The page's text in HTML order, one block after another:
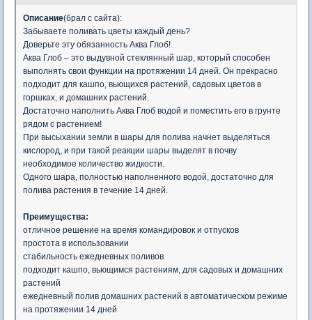
Описание(брал с сайта):
Забываете поливать цветы каждый день?
Доверьте эту обязанность Аква Глоб!
Аква Глоб – это выдувной стеклянный шар, который способен
выполнять свои функции на протяжении 14 дней. Он прекрасно
подходит для кашпо, вьющихся растений, садовых цветов в
горшках, и домашних растений.
Достаточно наполнить Аква Глоб водой и поместить его в грунте
рядом с растением!
При высыхании земли в шары для полива начнет выделяться
кислород, и при такой реакции шары выделят в почву
необходимое количество жидкости.
Одного шара, полностью наполненного водой, достаточно для
полива растения в течение 14 дней.
Преимущества:
отличное решение на время командировок и отпусков
простота в использовании
стабильность ежедневных поливов
подходит кашпо, вьющимся растениям, для садовых и домашних
растений
ежедневный полив домашних растений в автоматическом режиме
на протяжении 14 дней